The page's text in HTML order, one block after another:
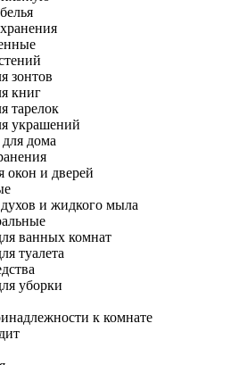
зонтов
книг
тарелок
украшений
дома
окон и дверей
и жидкого мыла
ванных комнат
туалета
уборки
к комнате